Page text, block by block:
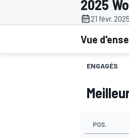
2025
21 févr.
Vue
ENGAGÉS
POS.